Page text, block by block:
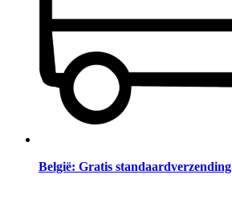
België: Gratis standaardverzending